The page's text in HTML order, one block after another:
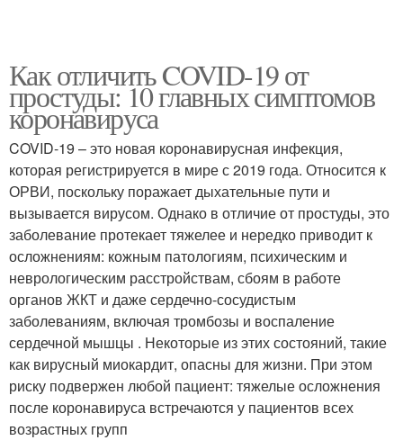
Как отличить COVID-19 от
простуды: 10 главных симптомов
коронавируса
COVID-19 – это новая коронавирусная инфекция,
которая регистрируется в мире с 2019 года. Относится к
ОРВИ, поскольку поражает дыхательные пути и
вызывается вирусом. Однако в отличие от простуды, это
заболевание протекает тяжелее и нередко приводит к
осложнениям: кожным патологиям, психическим и
неврологическим расстройствам, сбоям в работе
органов ЖКТ и даже сердечно-сосудистым
заболеваниям, включая тромбозы и воспаление
сердечной мышцы . Некоторые из этих состояний, такие
как вирусный миокардит, опасны для жизни. При этом
риску подвержен любой пациент: тяжелые осложнения
после коронавируса встречаются у пациентов всех
возрастных групп